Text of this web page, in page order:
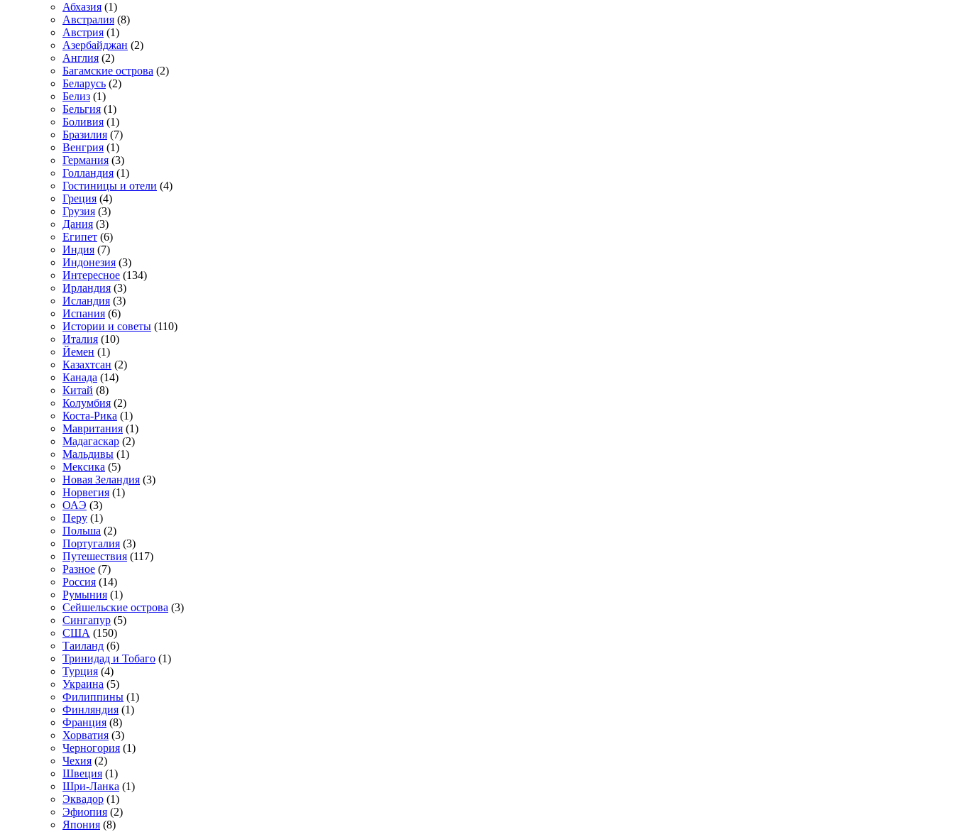
Абхазия (1)
Австралия (8)
Австрия (1)
Азербайджан (2)
Англия (2)
Багамские острова (2)
Беларусь (2)
Белиз (1)
Бельгия (1)
Боливия (1)
Бразилия (7)
Венгрия (1)
Германия (3)
Голландия (1)
Гостиницы и отели (4)
Греция (4)
Грузия (3)
Дания (3)
Египет (6)
Индия (7)
Индонезия (3)
Интересное (134)
Ирландия (3)
Исландия (3)
Испания (6)
Истории и советы (110)
Италия (10)
Йемен (1)
Казахтсан (2)
Канада (14)
Китай (8)
Колумбия (2)
Коста-Рика (1)
Мавритания (1)
Мадагаскар (2)
Мальдивы (1)
Мексика (5)
Новая Зеландия (3)
Норвегия (1)
ОАЭ (3)
Перу (1)
Польша (2)
Португалия (3)
Путешествия (117)
Разное (7)
Россия (14)
Румыния (1)
Сейшельские острова (3)
Сингапур (5)
США (150)
Таиланд (6)
Тринидад и Тобаго (1)
Турция (4)
Украина (5)
Филиппины (1)
Финляндия (1)
Франция (8)
Хорватия (3)
Черногория (1)
Чехия (2)
Швеция (1)
Шри-Ланка (1)
Эквадор (1)
Эфиопия (2)
Япония (8)